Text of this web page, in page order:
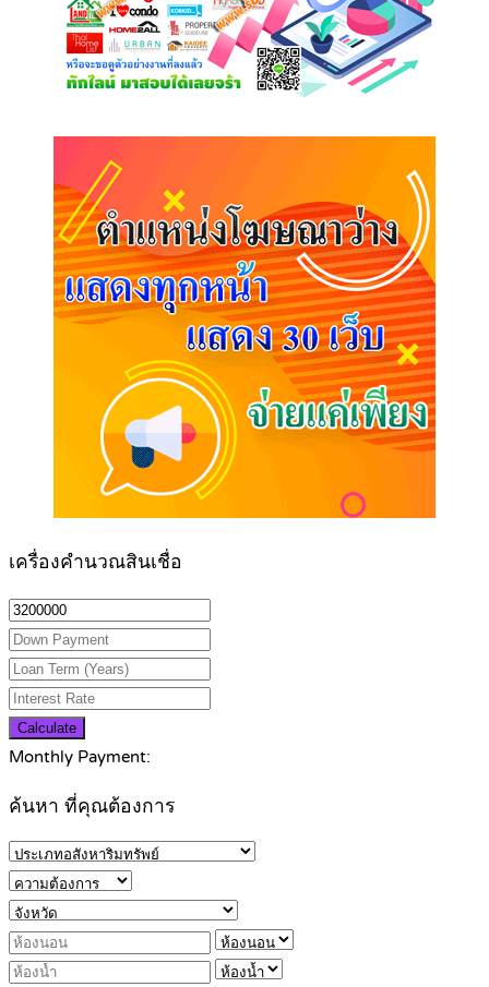
เครื่องคำนวณสินเชื่อ
Calculate
Monthly Payment:
ค้นหา ที่คุณต้องการ